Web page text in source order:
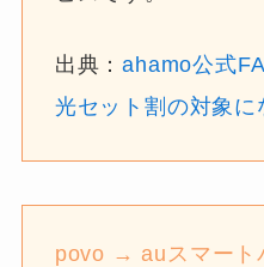
出典：ahamo公式
光セット割の対象に
povo → auスマート